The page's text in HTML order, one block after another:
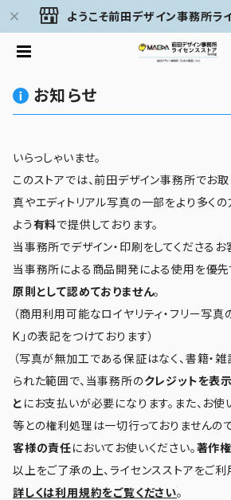
ようこそ前田デザイン事務所ラ
お知らせ
いらっしゃいませ。
このストアでは、前田デザイン事務所でお
真やエディトリアル写真の一部をより多く
よう有料で提供しております。
当事務所でデザイン・印刷をしてくださる
当事務所による商品開発による使用を優先
原則として認めておりません。
（商用利用可能なロイヤリティ・フリー写真
K」の表記をつけております）
（写真が無加工である保証はなく、書籍・
られた範囲で、当事務所のクレジットを表示
と にお支払いが必要になります。また、お
等との権利処理は一切行っておりませんの
客様の責任においてお使いください。著作
以上をご了承の上、ライセンスストアをご利
詳しくは利用規約をご覧ください。